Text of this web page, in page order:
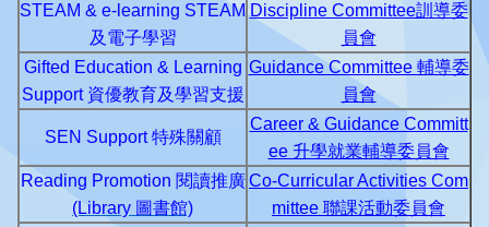
STEAM & e-learning STEAM
及 電子學習
Discipline Committee訓導委
員會
Gifted Education & Learning
Support 資優教育及學習支援
Guidance Committee 輔導委
員會
SEN Support 特殊關顧
Career & Guidance Committ
ee 升學就業輔導委員會
Reading Promotion 閱讀推廣
(Library 圖書館)
Co-Curricular Activities Com
mittee 聯課活動委員會